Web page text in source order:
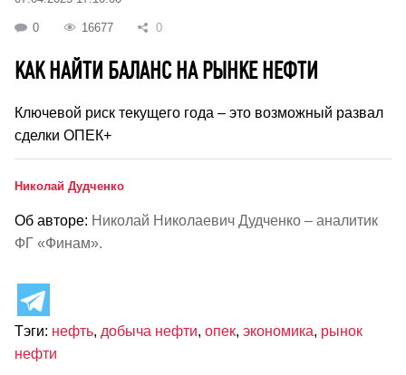
0 16677 0
КАК НАЙТИ БАЛАНС НА РЫНКЕ НЕФТИ
Ключевой риск текущего года – это возможный развал
сделки ОПЕК+
Николай Дудченко
Об авторе: Николай Николаевич Дудченко – аналитик
ФГ «Финам».
Тэги: нефть, добыча нефти, опек, экономика, рынок
нефти